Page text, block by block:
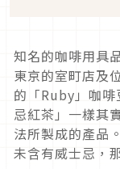
知名的咖啡用具
東京的室町店及
的「Ruby」咖
忌紅茶」一樣其
法所製成的產品
未含有威士忌，